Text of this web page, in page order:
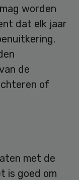
worden
dat elk jaar
de
of
met de
is goed om